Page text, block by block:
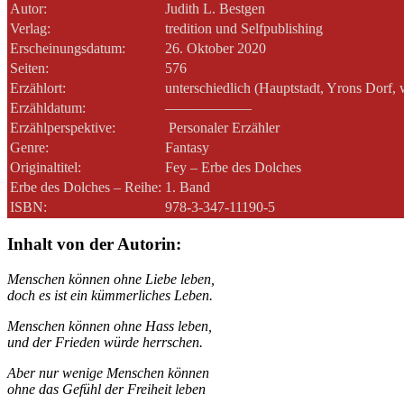
Autor:
Judith L. Bestgen
Verlag:
tredition und Selfpublishing
Erscheinungsdatum:
26. Oktober 2020
Seiten:
576
Erzählort:
unterschiedlich (Hauptstadt, Yrons Dorf,
Erzähldatum:
——————
Erzählperspektive:
Personaler Erzähler
Genre:
Fantasy
Originaltitel:
Fey – Erbe des Dolches
Erbe des Dolches – Reihe: 1. Band
ISBN:
978-3-347-11190-5
Inhalt von der Autorin:
Menschen können ohne Liebe leben,
doch es ist ein kümmerliches Leben.
Menschen können ohne Hass leben,
und der Frieden würde herrschen.
Aber nur wenige Menschen können
ohne das Gefühl der Freiheit leben